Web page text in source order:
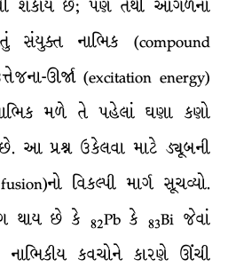
શકાય છે; પણ તેથી આગળનાં
સંયુક્ત નાભિક (compound
ઊર્જા (excitation energy)
મળે તે પહેલાં ઘણા કણો
આ પ્રશ્ન ઉકેલવા માટે ડ્યૂબની
વિકલ્પી માર્ગ સૂચવ્યો.
થાય છે કે 82Pb કે 83Bi જેવાં
નાભિકીય કવચોને કારણે ઊંચી